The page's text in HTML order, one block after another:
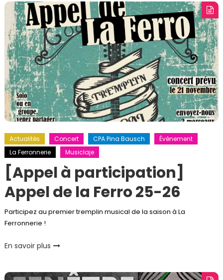
Actualités Concert CPA Pina Bausch
Évènement
La Ferronnerie
Musiclaje
[Appel à participation]
Appel de la Ferro 25-26
Participez au premier tremplin musical de la saison à La
Ferronnerie !
En savoir plus